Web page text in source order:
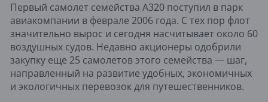
Первый самолет семейства A320 поступил в парк
авиакомпании в феврале 2006 года. С тех пор флот
значительно вырос и сегодня насчитывает около 60
воздушных судов. Недавно акционеры одобрили
закупку еще 25 самолетов этого семейства — шаг,
направленный на развитие удобных, экономичных
и экологичных перевозок для путешественников.